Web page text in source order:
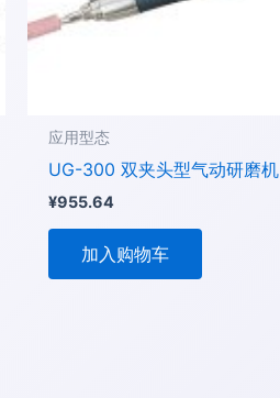
应用型态
UG-300 双夹头型气动研磨机
¥955.64
加入购物车